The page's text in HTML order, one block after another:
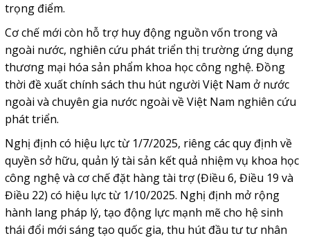
trọng điểm.
Cơ chế mới còn hỗ trợ huy động nguồn vốn trong và
ngoài nước, nghiên cứu phát triển thị trường ứng dụng
thương mại hóa sản phẩm khoa học công nghệ. Đồng
thời đề xuất chính sách thu hút người Việt Nam ở nước
ngoài và chuyên gia nước ngoài về Việt Nam nghiên cứu
phát triển.
Nghị định có hiệu lực từ 1/7/2025, riêng các quy định về
quyền sở hữu, quản lý tài sản kết quả nhiệm vụ khoa học
công nghệ và cơ chế đặt hàng tài trợ (Điều 6, Điều 19 và
Điều 22) có hiệu lực từ 1/10/2025. Nghị định mở rộng
hành lang pháp lý, tạo động lực mạnh mẽ cho hệ sinh
thái đổi mới sáng tạo quốc gia, thu hút đầu tư tư nhân